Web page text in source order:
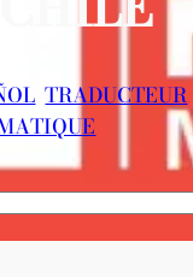
, TRADUCTEUR